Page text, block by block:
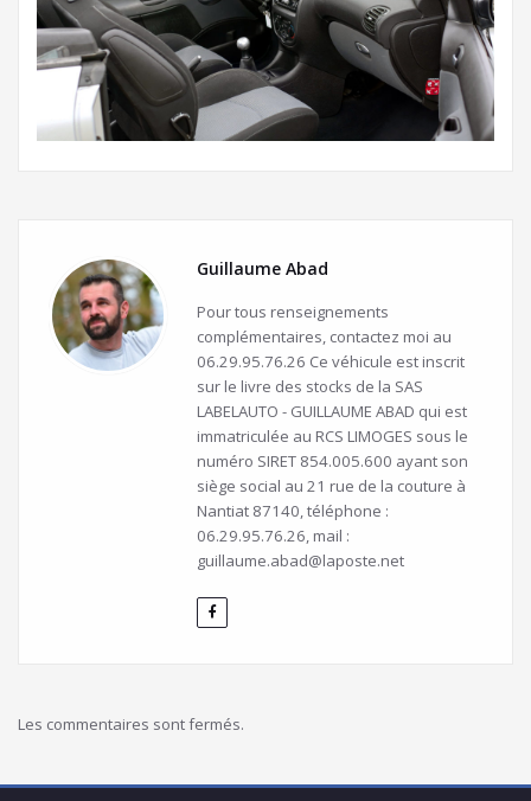
Guillaume Abad
Pour tous renseignements
complémentaires, contactez moi au
06.29.95.76.26 Ce véhicule est inscrit
sur le livre des stocks de la SAS
LABELAUTO - GUILLAUME ABAD qui est
immatriculée au RCS LIMOGES sous le
numéro SIRET 854.005.600 ayant son
siège social au 21 rue de la couture à
Nantiat 87140, téléphone :
06.29.95.76.26, mail :
guillaume.abad@laposte.net
Les commentaires sont fermés.